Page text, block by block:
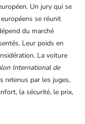
Un jury qui se
se réunit
du marché
Leur poids en
La voiture
International de
retenus par les juges,
la sécurité, le prix,